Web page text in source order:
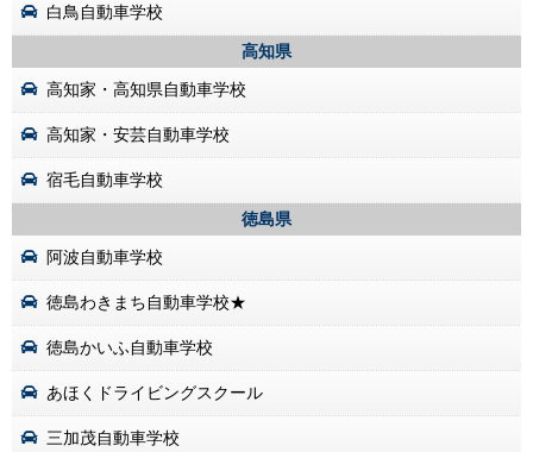
白鳥自動車学校
高知県
高知家・高知県自動車学校
高知家・安芸自動車学校
宿毛自動車学校
徳島県
阿波自動車学校
徳島わきまち自動車学校★
徳島かいふ自動車学校
あほくドライビングスクール
三加茂自動車学校